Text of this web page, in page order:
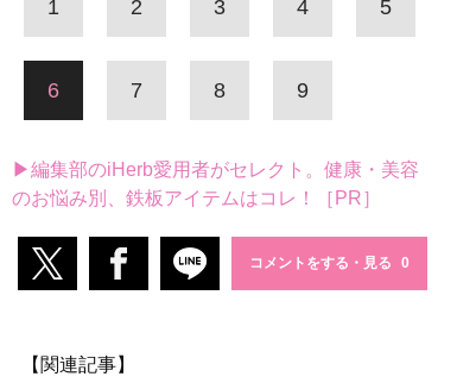
1 2 3 4 5
6 7 8 9
▶編集部のiHerb愛用者がセレクト。健康・美容
のお悩み別、鉄板アイテムはコレ！［PR］
コメントをする・見る
【関連記事】